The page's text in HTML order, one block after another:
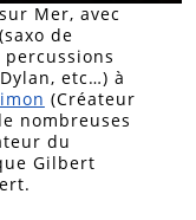
Mer, avec
de
etc…) à
(Créateur
nombreuses
du
Gilbert